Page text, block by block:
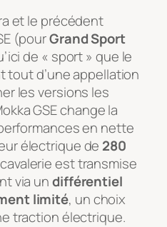
et le précédent
(pourGrand Sport
de « sport » que le
tout d’une appellation
les versions les
GSE change la
en nette
électrique de 280
est transmise
via undifférentiel
limité, un choix
traction électrique.